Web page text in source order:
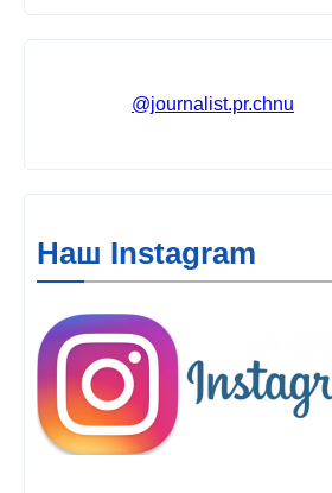
@journalist.pr.chnu
Наш Instagram